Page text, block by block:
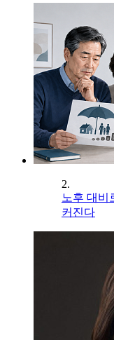
2.
노후 대비
커진다